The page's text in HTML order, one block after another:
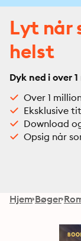
Lyt når
helst
Dyk ned i over
Over 1
Eksklusive
Download
Opsig når
Hjem Bøger